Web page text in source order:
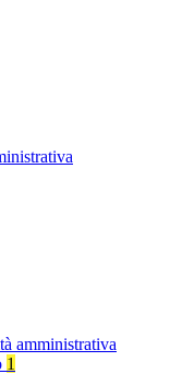
amministrativa
1